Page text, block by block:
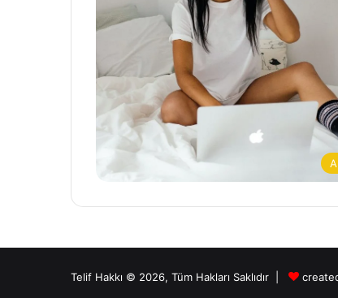
Telif Hakkı © 2026, Tüm Hakları Saklıdır |